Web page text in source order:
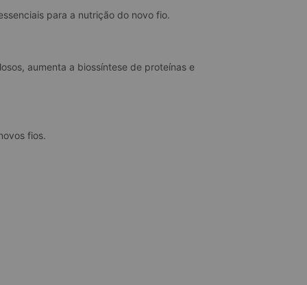
para a nutrição do novo fio.
aumenta a biossíntese de proteínas e
fios.